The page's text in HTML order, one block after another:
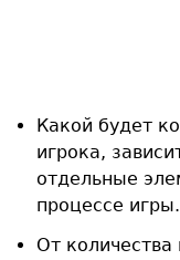
Какой будет
игрока,
отдельные
процессе игры.
От